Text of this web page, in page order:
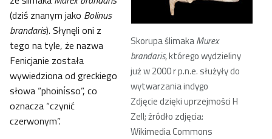
Skorupa ślimakaMurex
brandaris, którego wydzieliny
już w 2000 r p.n.e. służyły do
wytwarzania indygo
Zdjęcie dzięki uprzejmości H
Zell; źródło zdjęcia:
Wikimedia Commons
(dziś znanym jako Bolinus
brandaris). Słynęli oni z
tego na tyle, że nazwa
Fenicjanie została
wywiedziona od greckiego
słowa “phoinίsso”, co
oznacza “czynić
czerwonym”.